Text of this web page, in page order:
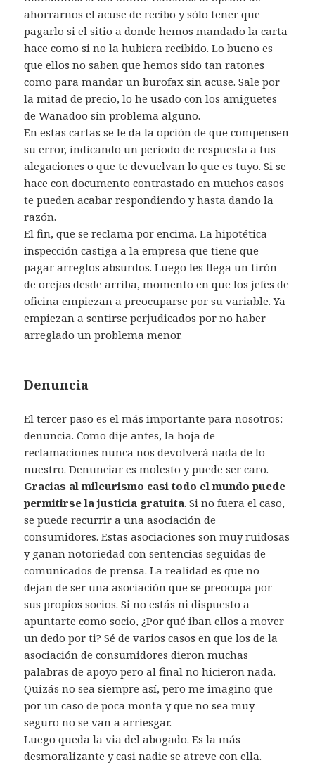
ahorrarnos el acuse de recibo y sólo tener que
pagarlo si el sitio a donde hemos mandado la carta
hace como si no la hubiera recibido. Lo bueno es
que ellos no saben que hemos sido tan ratones
como para mandar un burofax sin acuse. Sale por
la mitad de precio, lo he usado con los amiguetes
de Wanadoo sin problema alguno.
En estas cartas se le da la opción de que compensen
su error, indicando un periodo de respuesta a tus
alegaciones o que te devuelvan lo que es tuyo. Si se
hace con documento contrastado en muchos casos
te pueden acabar respondiendo y hasta dando la
razón.
El fin, que se reclama por encima. La hipotética
inspección castiga a la empresa que tiene que
pagar arreglos absurdos. Luego les llega un tirón
de orejas desde arriba, momento en que los jefes de
oficina empiezan a preocuparse por su variable. Ya
empiezan a sentirse perjudicados por no haber
arreglado un problema menor.
Denuncia
El tercer paso es el más importante para nosotros:
denuncia. Como dije antes, la hoja de
reclamaciones nunca nos devolverá nada de lo
nuestro. Denunciar es molesto y puede ser caro.
Gracias al mileurismo casi todo el mundo puede
permitirse la justicia gratuita. Si no fuera el caso,
se puede recurrir a una asociación de
consumidores. Estas asociaciones son muy ruidosas
y ganan notoriedad con sentencias seguidas de
comunicados de prensa. La realidad es que no
dejan de ser una asociación que se preocupa por
sus propios socios. Si no estás ni dispuesto a
apuntarte como socio, ¿Por qué iban ellos a mover
un dedo por ti? Sé de varios casos en que los de la
asociación de consumidores dieron muchas
palabras de apoyo pero al final no hicieron nada.
Quizás no sea siempre así, pero me imagino que
por un caso de poca monta y que no sea muy
seguro no se van a arriesgar.
Luego queda la via del abogado. Es la más
desmoralizante y casi nadie se atreve con ella.